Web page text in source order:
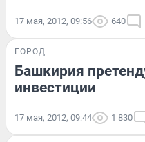
17 мая, 2012, 09:56 640
ГОРОД
Башкирия
инвестиции
17 мая, 2012, 09:44 1 830